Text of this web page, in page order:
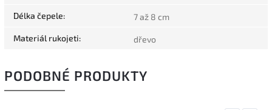
Délka čepele: 7 až 8 cm
Materiál rukojeti: dřevo
PODOBNÉ PRODUKTY